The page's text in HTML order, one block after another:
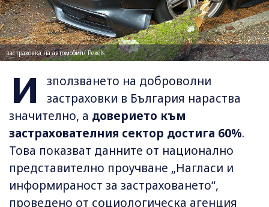
застраховка на автомобил/ Pexels
И
зползването на доброволни
застраховки в България нараства
значително, а доверието към
застрахователния сектор достига 60%.
Това показват данните от национално
представително проучване „Нагласи и
информираност за застраховането“,
проведено от социологическа агенция